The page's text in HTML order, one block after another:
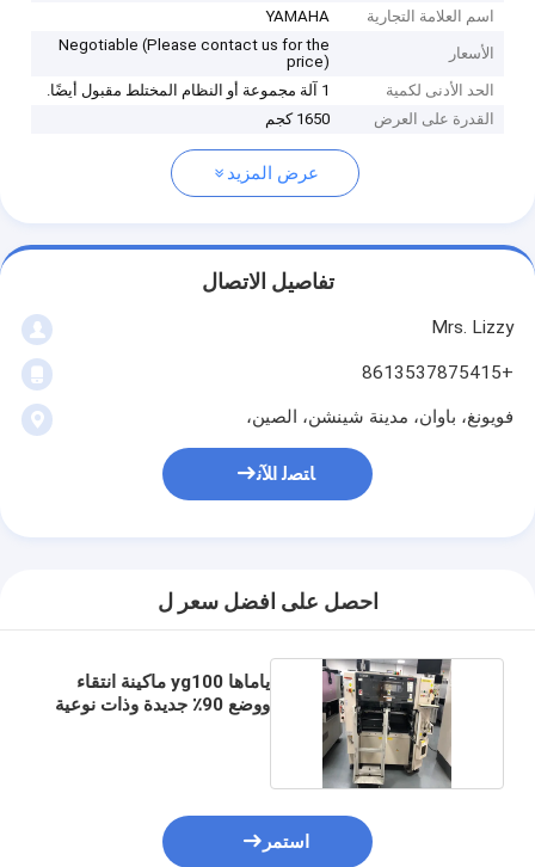
اسم العلامة التجارية
YAMAHA
الأسعار
Negotiable (Please contact us for the
price)
الحد الأدنى لكمية
1 آلة مجموعة أو النظام المختلط مقبول أيضًا.
القدرة على العرض
1650 كجم
عرض المزيد
تفاصيل الاتصال
Mrs. Lizzy
+8613537875415
فويونغ، باوان، مدينة شينشن، الصين،
ﺎﺘﺼﻟ ﺍﻶﻧ
احصل على افضل سعر ل
ياماها yg100 ماكينة انتقاء
ووضع 90٪ جديدة وذات نوعية
استمر